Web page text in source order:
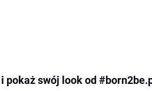
pokaż swój look od